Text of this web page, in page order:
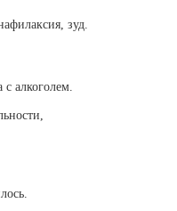
зуд.
алкоголем.